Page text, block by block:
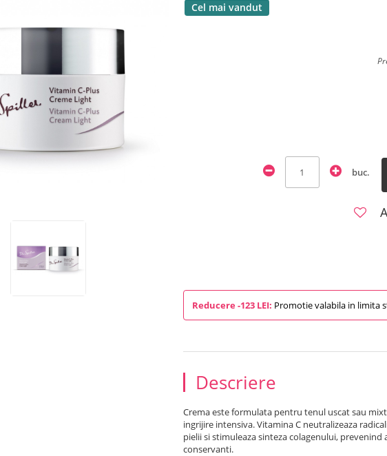
Cel mai vandut
buc.
Reducere -123 LEI: Promotie valabila in limita
Descriere
Crema este formulata pentru tenul uscat sau
ingrijire intensiva. Vitamina C neutralizeaza
pielii si stimuleaza sinteza colagenului,
conservanti.